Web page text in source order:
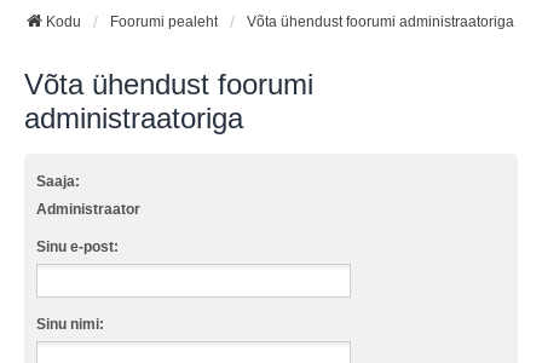
Kodu Foorumi pealeht Võta ühendust foorumi administraatoriga
Võta ühendust foorumi
administraatoriga
Saaja:
Administraator
Sinu e-post:
Sinu nimi: